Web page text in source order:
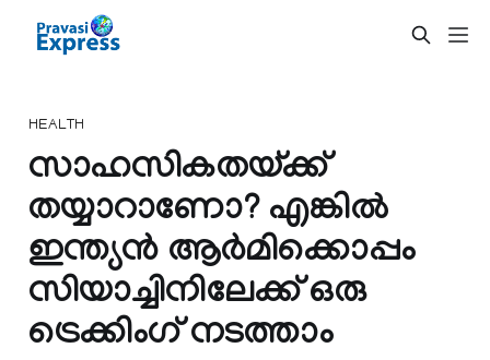
HEALTH
സാഹസികതയ്ക്ക്
തയ്യാറാണോ? എങ്കില്‍
ഇന്ത്യന്‍ ആര്‍മിക്കൊപ്പം
സിയാച്ചിനിലേക്ക് ഒരു
ട്രെക്കിംഗ് നടത്താം